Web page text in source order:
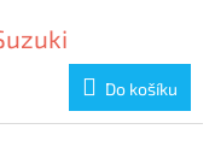
Do košíku